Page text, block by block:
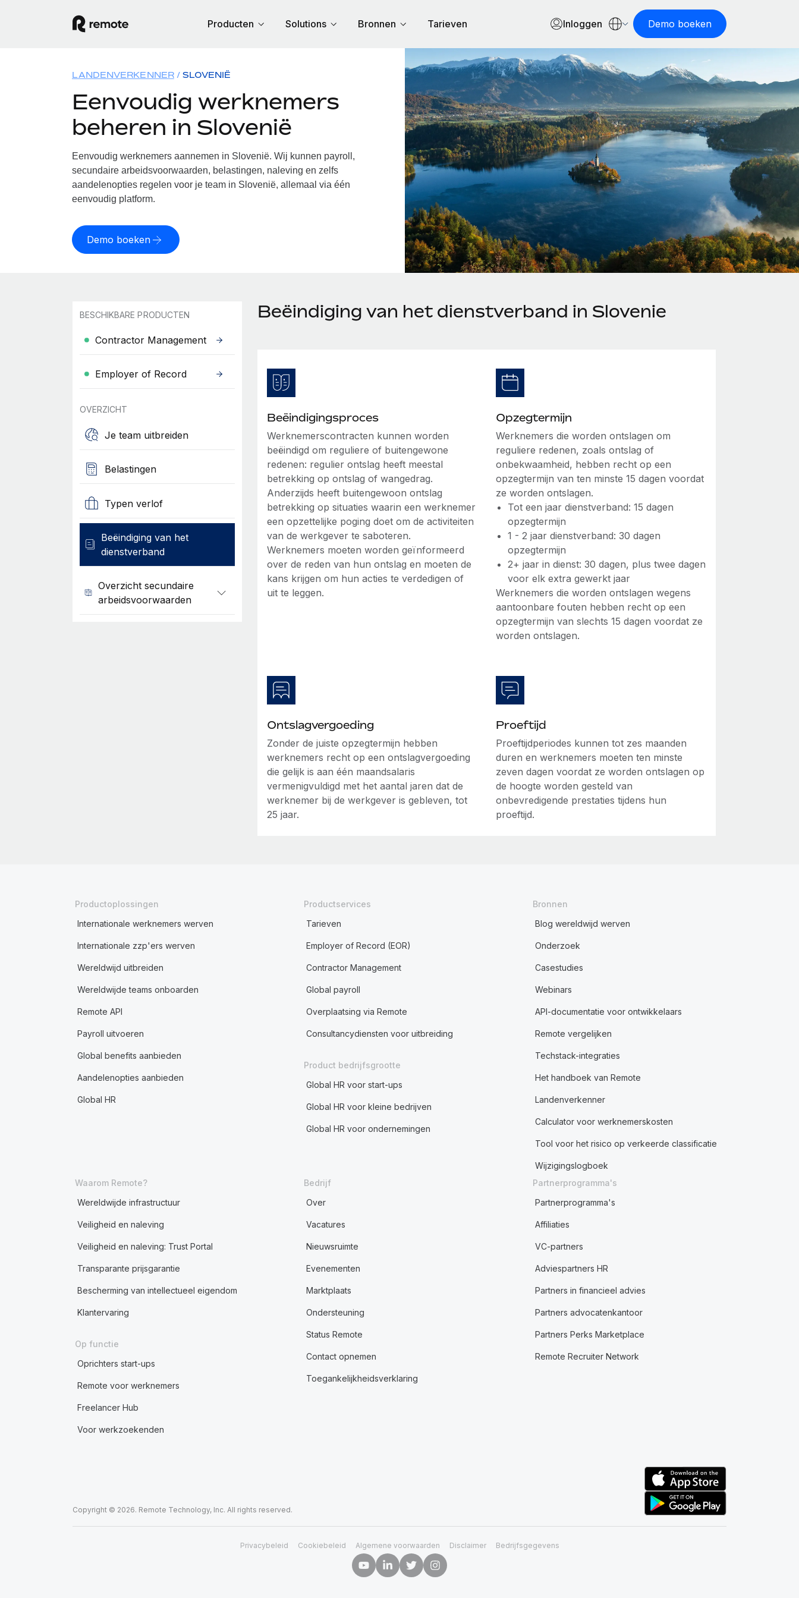
Producten Solutions Bronnen Tarieven Inloggen Demo boeken
LANDENVERKENNER SLOVENIË
Eenvoudig werknemers
beheren in Slovenië
Eenvoudig werknemers aannemen in Slovenië. Wij kunnen payroll,
secundaire arbeidsvoorwaarden, belastingen, naleving en zelfs
aandelenopties regelen voor je team in Slovenië, allemaal via één
eenvoudig platform.
Demo boeken
BESCHIKBARE PRODUCTEN
Contractor Management
Employer of Record
OVERZICHT
Je team uitbreiden
Belastingen
Typen verlof
Beëindiging van het
dienstverband
Overzicht secundaire
arbeidsvoorwaarden
Beëindiging van het dienstverband in Slovenie
Beëindigingsproces
Werknemerscontracten kunnen worden
beëindigd om reguliere of buitengewone
redenen: regulier ontslag heeft meestal
betrekking op ontslag of wangedrag.
Anderzijds heeft buitengewoon ontslag
betrekking op situaties waarin een werknemer
een opzettelijke poging doet om de activiteiten
van de werkgever te saboteren.
Werknemers moeten worden geïnformeerd
over de reden van hun ontslag en moeten de
kans krijgen om hun acties te verdedigen of
uit te leggen.
Opzegtermijn
Werknemers die worden ontslagen om
reguliere redenen, zoals ontslag of
onbekwaamheid, hebben recht op een
opzegtermijn van ten minste 15 dagen voordat
ze worden ontslagen.
Tot een jaar dienstverband: 15 dagen
opzegtermijn
1 - 2 jaar dienstverband: 30 dagen
opzegtermijn
2+ jaar in dienst: 30 dagen, plus twee dagen
voor elk extra gewerkt jaar
Werknemers die worden ontslagen wegens
aantoonbare fouten hebben recht op een
opzegtermijn van slechts 15 dagen voordat ze
worden ontslagen.
Ontslagvergoeding
Zonder de juiste opzegtermijn hebben
werknemers recht op een ontslagvergoeding
die gelijk is aan één maandsalaris
vermenigvuldigd met het aantal jaren dat de
werknemer bij de werkgever is gebleven, tot
25 jaar.
Proeftijd
Proeftijdperiodes kunnen tot zes maanden
duren en werknemers moeten ten minste
zeven dagen voordat ze worden ontslagen op
de hoogte worden gesteld van
onbevredigende prestaties tijdens hun
proeftijd.
Productoplossingen
Internationale werknemers werven
Internationale zzp'ers werven
Wereldwijd uitbreiden
Wereldwijde teams onboarden
Remote API
Payroll uitvoeren
Global benefits aanbieden
Aandelenopties aanbieden
Global HR
Productservices
Tarieven
Employer of Record (EOR)
Contractor Management
Global payroll
Overplaatsing via Remote
Consultancydiensten voor uitbreiding
Product bedrijfsgrootte
Global HR voor start-ups
Global HR voor kleine bedrijven
Global HR voor ondernemingen
Bronnen
Blog wereldwijd werven
Onderzoek
Casestudies
Webinars
API-documentatie voor ontwikkelaars
Remote vergelijken
Techstack-integraties
Het handboek van Remote
Landenverkenner
Calculator voor werknemerskosten
Tool voor het risico op verkeerde classificatie
Wijzigingslogboek
Waarom Remote?
Wereldwijde infrastructuur
Veiligheid en naleving
Veiligheid en naleving: Trust Portal
Transparante prijsgarantie
Bescherming van intellectueel eigendom
Klantervaring
Op functie
Oprichters start-ups
Remote voor werknemers
Freelancer Hub
Voor werkzoekenden
Bedrijf
Over
Vacatures
Nieuwsruimte
Evenementen
Marktplaats
Ondersteuning
Status Remote
Contact opnemen
Toegankelijkheidsverklaring
Partnerprogramma's
Partnerprogramma's
Affiliaties
VC-partners
Adviespartners HR
Partners in financieel advies
Partners advocatenkantoor
Partners Perks Marketplace
Remote Recruiter Network
Copyright © 2026. Remote Technology, Inc. All rights reserved.
Privacybeleid Cookiebeleid Algemene voorwaarden Disclaimer Bedrijfsgegevens